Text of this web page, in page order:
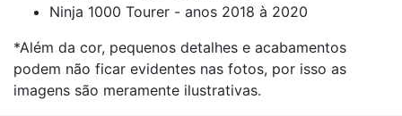
Ninja 1000 Tourer - anos 2018 à 2020
*Além da cor, pequenos detalhes e acabamentos
podem não ficar evidentes nas fotos, por isso as
imagens são meramente ilustrativas.